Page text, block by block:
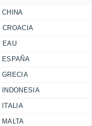
CHINA
CROACIA
EAU
ESPAÑA
GRECIA
INDONESIA
ITALIA
MALTA